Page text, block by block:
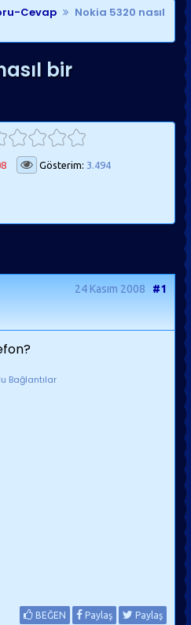
Cevap
Nokia 5320 nasıl
bir
Gösterim: 3.494
24 Kasım 2008 #1
Bağlantılar
BEĞEN Paylaş Paylaş